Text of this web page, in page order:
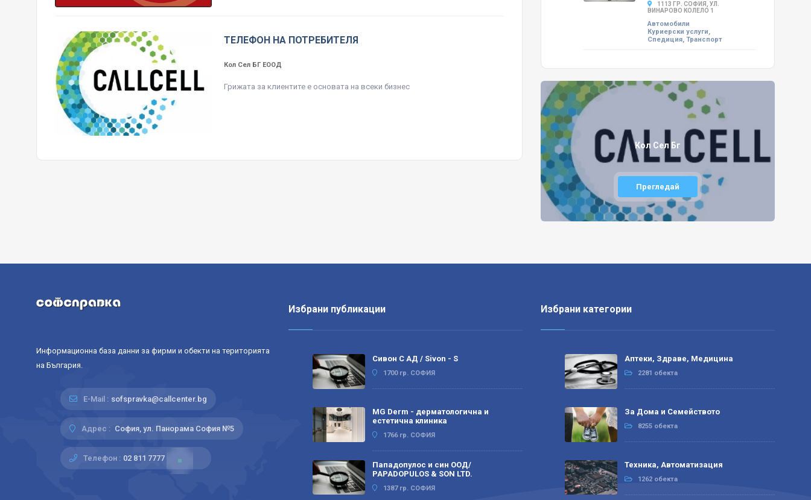
ТЕЛЕФОН НА ПОТРЕБИТЕЛЯ
Кол Сел БГ ЕООД
Грижата за клиентите е основата на всеки бизнес
1113 ГР. СОФИЯ, УЛ.
ВИНАРОВО КОЛЕЛО 1
Автомобили
Куриерски услуги,
Спедиция, Транспорт
Кол Сел Бг
Прегледай
Информационна база данни за фирми и обекти на територията
на България.
E-Mail : sofspravka@callcenter.bg
Адрес : София, ул. Панорама София №5
Телефон : 02 811 7777
Избрани публикации
Сивон С АД / Sivon - S
1700 гр. СОФИЯ
MG Derm - дерматологична и
естетична клиника
1766 гр. СОФИЯ
Пападопулос и син ООД/
PAPADOPULOS & SON LTD.
1387 гр. СОФИЯ
Избрани категории
Аптеки, Здраве, Медицина
2281 обекта
За Дома и Семейството
8255 обекта
Техника, Автоматизация
1262 обекта